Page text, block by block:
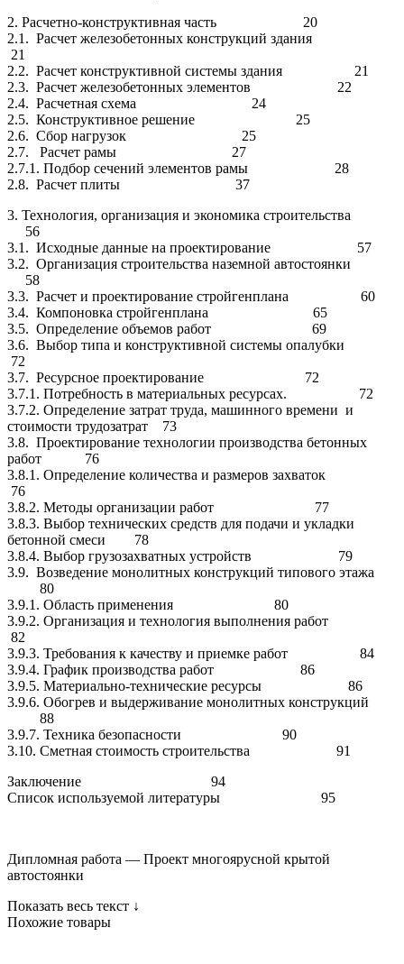
2. Расчетно-конструктивная часть 20
2.1. Расчет железобетонных конструкций здания
21
2.2. Расчет конструктивной системы здания 21
2.3. Расчет железобетонных элементов 22
2.4. Расчетная схема 24
2.5. Конструктивное решение 25
2.6. Сбор нагрузок 25
2.7. Расчет рамы 27
2.7.1. Подбор сечений элементов рамы 28
2.8. Расчет плиты 37
3. Технология, организация и экономика строительства
56
3.1. Исходные данные на проектирование 57
3.2. Организация строительства наземной автостоянки
58
3.3. Расчет и проектирование стройгенплана 60
3.4. Компоновка стройгенплана 65
3.5. Определение объемов работ 69
3.6. Выбор типа и конструктивной системы опалубки
72
3.7. Ресурсное проектирование 72
3.7.1. Потребность в материальных ресурсах. 72
3.7.2. Определение затрат труда, машинного времени и
стоимости трудозатрат 73
3.8. Проектирование технологии производства бетонных
работ 76
3.8.1. Определение количества и размеров захваток
76
3.8.2. Методы организации работ 77
3.8.3. Выбор технических средств для подачи и укладки
бетонной смеси 78
3.8.4. Выбор грузозахватных устройств 79
3.9. Возведение монолитных конструкций типового этажа
80
3.9.1. Область применения 80
3.9.2. Организация и технология выполнения работ
82
3.9.3. Требования к качеству и приемке работ 84
3.9.4. График производства работ 86
3.9.5. Материально-технические ресурсы 86
3.9.6. Обогрев и выдерживание монолитных конструкций
88
3.9.7. Техника безопасности 90
3.10. Сметная стоимость строительства 91
Заключение 94
Список используемой литературы 95
Дипломная работа — Проект многоярусной крытой
автостоянки
Показать весь текст ↓
Похожие товары